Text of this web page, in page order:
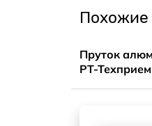
Похожие
Пруток
РТ-